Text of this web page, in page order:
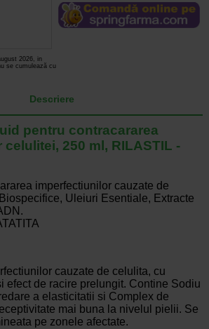
2026, in
se cumulează cu
Descriere
pentru contracararea
250 ml, RILASTIL -
imperfectiunilor cauzate de
Uleiuri Esentiale, Extracte
cauzate de celulita, cu
efect de racire prelungit. Contine Sodiu
a elasticitatii si Complex de
mai buna la nivelul pielii. Se
pe zonele afectate.